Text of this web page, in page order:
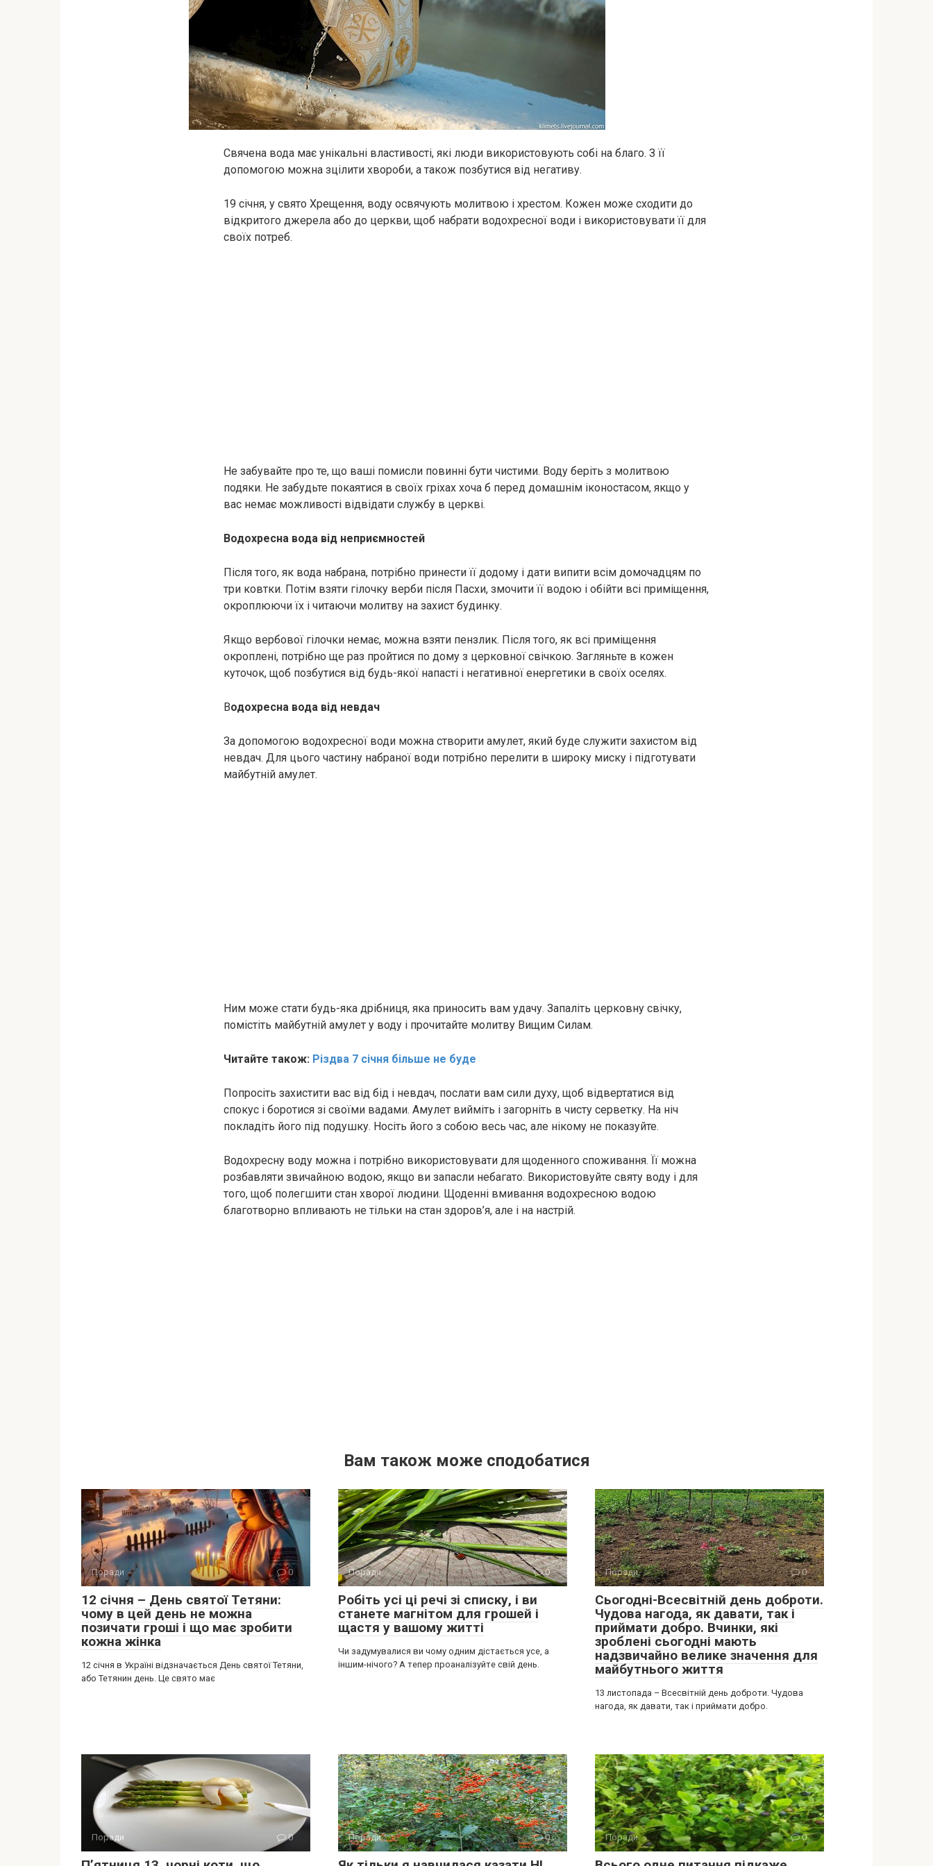
Свячена вода має унікальні властивості, які люди використовують собі на благо. З її
допомогою можна зцілити хвороби, а також позбутися від негативу.
19 січня, у свято Хрещення, воду освячують молитвою і хрестом. Кожен може сходити до
відкритого джерела або до церкви, щоб набрати водохресної води і використовувати її для
своїх потреб.
Не забувайте про те, що ваші помисли повинні бути чистими. Воду беріть з молитвою
подяки. Не забудьте покаятися в своїх гріхах хоча б перед домашнім іконостасом, якщо у
вас немає можливості відвідати службу в церкві.
Водохресна вода від неприємностей
Після того, як вода набрана, потрібно принести її додому і дати випити всім домочадцям по
три ковтки. Потім взяти гілочку верби після Пасхи, змочити її водою і обійти всі приміщення,
окроплюючи їх і читаючи молитву на захист будинку.
Якщо вербової гілочки немає, можна взяти пензлик. Після того, як всі приміщення
окроплені, потрібно ще раз пройтися по дому з церковної свічкою. Загляньте в кожен
куточок, щоб позбутися від будь-якої напасті і негативної енергетики в своїх оселях.
Водохресна вода від невдач
За допомогою водохресної води можна створити амулет, який буде служити захистом від
невдач. Для цього частину набраної води потрібно перелити в широку миску і підготувати
майбутній амулет.
Ним може стати будь-яка дрібниця, яка приносить вам удачу. Запаліть церковну свічку,
помістіть майбутній амулет у воду і прочитайте молитву Вищим Силам.
Читайте також: Різдва 7 січня більше не буде
Попросіть захистити вас від бід і невдач, послати вам сили духу, щоб відвертатися від
спокус і боротися зі своїми вадами. Амулет вийміть і загорніть в чисту серветку. На ніч
покладіть його під подушку. Носіть його з собою весь час, але нікому не показуйте.
Водохресну воду можна і потрібно використовувати для щоденного споживання. Її можна
розбавляти звичайною водою, якщо ви запасли небагато. Використовуйте святу воду і для
того, щоб полегшити стан хворої людини. Щоденні вмивання водохресною водою
благотворно впливають не тільки на стан здоров’я, але і на настрій.
Вам також може сподобатися
Поради 0
12 січня – День святої Тетяни:
чому в цей день не можна
позичати гроші і що має зробити
кожна жінка
12 січня в Україні відзначається День святої Тетяни,
або Тетянин день. Це свято має
Поради 0
Робіть усі ці речі зі списку, і ви
станете магнітом для грошей і
щастя у вашому житті
Чи задумувалися ви чому одним дістається усе, а
іншим-нічого? А тепер проаналізуйте свій день.
Поради 0
Сьогодні-Всесвітній день доброти.
Чудова нагода, як давати, так і
приймати добро. Вчинки, які
зроблені сьогодні мають
надзвичайно велике значення для
майбутнього життя
13 листопада – Всесвітній день доброти. Чудова
нагода, як давати, так і приймати добро.
Поради 0 Поради 0 Поради 0